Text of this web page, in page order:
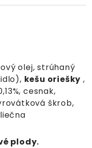
olej, strúhaný
kešu oriešky ,
cesnak,
škrob,
plody.